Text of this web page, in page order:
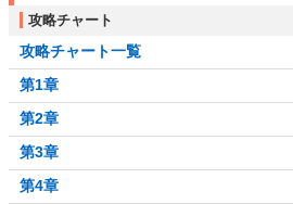
攻略チャート
攻略チャート一覧
第1章
第2章
第3章
第4章